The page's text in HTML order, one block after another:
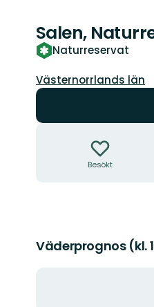
Salen,
Naturreservat
Län:
Västernorrlands län
Besökt
Väderprognos (kl.